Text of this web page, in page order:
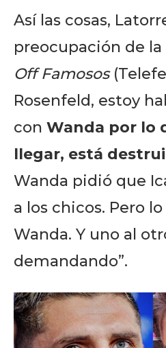
Así las cosas,
preocupación de
Off Famosos
Rosenfeld, estoy
con Wanda por lo
llegar, está
Wanda pidió que
a los chicos. Pero
Wanda. Y uno al
demandando”.